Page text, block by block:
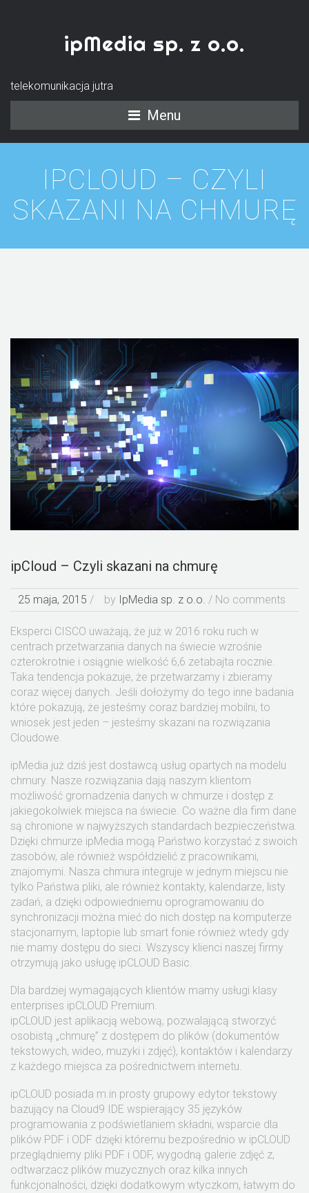
ipMedia sp. z o.o.
telekomunikacja jutra
Menu
IPCLOUD – CZYLI
SKAZANI NA CHMURĘ
ipCloud – Czyli skazani na chmurę
25 maja, 2015 / by IpMedia sp. z o.o. / No comments
Eksperci CISCO uważają, że już w 2016 roku ruch w
centrach przetwarzania danych na świecie wzrośnie
czterokrotnie i osiągnie wielkość 6,6 zetabajta rocznie.
Taka tendencja pokazuje, że przetwarzamy i zbieramy
coraz więcej danych. Jeśli dołożymy do tego inne badania
które pokazują, że jesteśmy coraz bardziej mobilni, to
wniosek jest jeden – jesteśmy skazani na rozwiązania
Cloudowe.
ipMedia już dziś jest dostawcą usług opartych na modelu
chmury. Nasze rozwiązania dają naszym klientom
możliwość gromadzenia danych w chmurze i dostęp z
jakiegokolwiek miejsca na świecie. Co ważne dla firm dane
są chronione w najwyższych standardach bezpieczeństwa.
Dzięki chmurze ipMedia mogą Państwo korzystać z swoich
zasobów, ale również współdzielić z pracownikami,
znajomymi. Nasza chmura integruje w jednym miejscu nie
tylko Państwa pliki, ale również kontakty, kalendarze, listy
zadań, a dzięki odpowiedniemu oprogramowaniu do
synchronizacji można mieć do nich dostęp na komputerze
stacjonarnym, laptopie lub smart fonie również wtedy gdy
nie mamy dostępu do sieci. Wszyscy klienci naszej firmy
otrzymują jako usługę ipCLOUD Basic.
Dla bardziej wymagających klientów mamy usługi klasy
enterprises ipCLOUD Premium.
ipCLOUD jest aplikacją webową, pozwalającą stworzyć
osobistą „chmurę” z dostępem do plików (dokumentów
tekstowych, wideo, muzyki i zdjęć), kontaktów i kalendarzy
z każdego miejsca za pośrednictwem internetu.
ipCLOUD posiada m.in prosty grupowy edytor tekstowy
bazujący na Cloud9 IDE wspierający 35 języków
programowania z podświetlaniem składni, wsparcie dla
plików PDF i ODF dzięki któremu bezpośrednio w ipCLOUD
przeglądniemy pliki PDF i ODF, wygodną galerie zdjęć z,
odtwarzacz plików muzycznych oraz kilka innych
funkcjonalności, dzięki dodatkowym wtyczkom, łatwym do